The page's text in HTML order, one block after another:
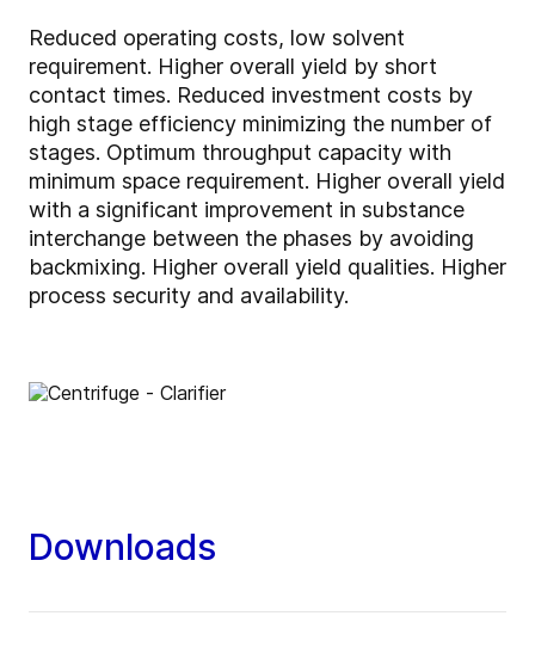
Reduced operating costs, low solvent
requirement. Higher overall yield by short
contact times. Reduced investment costs by
high stage efficiency minimizing the number of
stages. Optimum throughput capacity with
minimum space requirement. Higher overall yield
with a significant improvement in substance
interchange between the phases by avoiding
backmixing. Higher overall yield qualities. Higher
process security and availability.
Downloads